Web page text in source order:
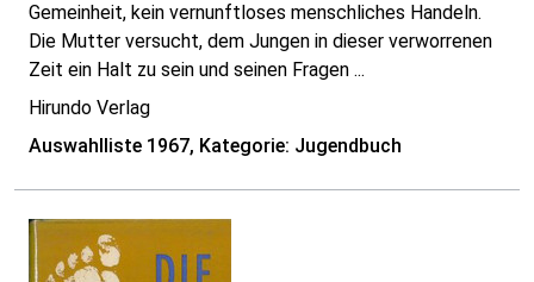
Gemeinheit, kein vernunftloses menschliches Handeln.
Die Mutter versucht, dem Jungen in dieser verworrenen
Zeit ein Halt zu sein und seinen Fragen ...
Hirundo Verlag
Auswahlliste 1967, Kategorie: Jugendbuch